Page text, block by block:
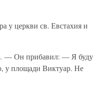
у церкви св. Евстахия и
— Он прибавил: — Я буду
у площади Виктуар. Не